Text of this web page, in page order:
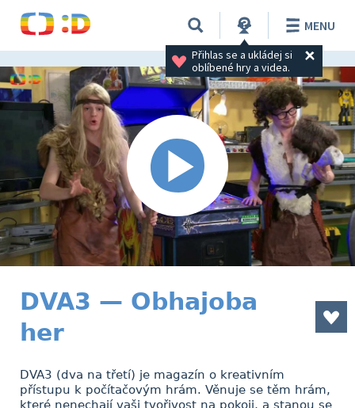
Přihlas se a ukládej si
oblíbené hry a videa.
MENU
DVA3 — Obhajoba
her
DVA3 (dva na třetí) je magazín o kreativním
přístupu k počítačovým hrám. Věnuje se těm hrám,
které nenechají vaši tvořivost na pokoji, a stanou se